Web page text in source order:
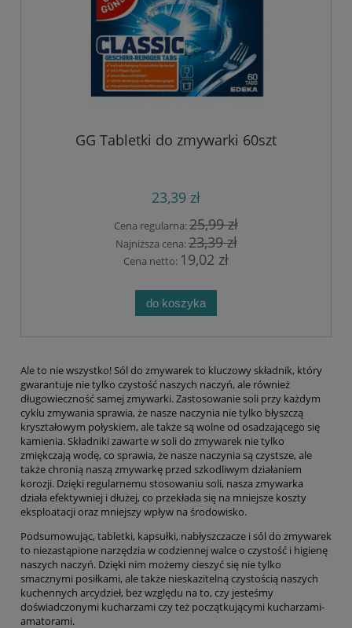
GG Tabletki do zmywarki 60szt
23,39 zł
Cena regularna:25,99 zł
Najniższa cena:23,39 zł
Cena netto: 19,02 zł
do koszyka
Ale to nie wszystko! Sól do zmywarek to kluczowy składnik, który
gwarantuje nie tylko czystość naszych naczyń, ale również
długowieczność samej zmywarki. Zastosowanie soli przy każdym
cyklu zmywania sprawia, że nasze naczynia nie tylko błyszczą
kryształowym połyskiem, ale także są wolne od osadzającego się
kamienia. Składniki zawarte w soli do zmywarek nie tylko
zmiękczają wodę, co sprawia, że nasze naczynia są czystsze, ale
także chronią naszą zmywarkę przed szkodliwym działaniem
korozji. Dzięki regularnemu stosowaniu soli, nasza zmywarka
działa efektywniej i dłużej, co przekłada się na mniejsze koszty
eksploatacji oraz mniejszy wpływ na środowisko.
Podsumowując, tabletki, kapsułki, nabłyszczacze i sól do zmywarek
to niezastąpione narzędzia w codziennej walce o czystość i higienę
naszych naczyń. Dzięki nim możemy cieszyć się nie tylko
smacznymi posiłkami, ale także nieskazitelną czystością naszych
kuchennych arcydzieł, bez względu na to, czy jesteśmy
doświadczonymi kucharzami czy też początkującymi kucharzami-
amatorami.